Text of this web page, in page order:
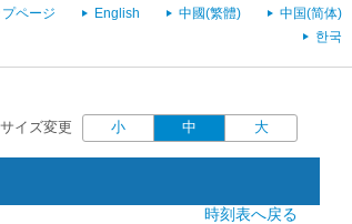
ページ English 中國(繁體)
中国(简体)
한국
イズ変更 小 中 大
時刻表へ戻る